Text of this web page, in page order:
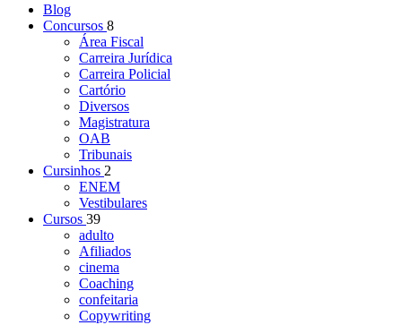
Blog
Concursos 8
Área Fiscal
Carreira Jurídica
Carreira Policial
Cartório
Diversos
Magistratura
OAB
Tribunais
Cursinhos 2
ENEM
Vestibulares
Cursos 39
adulto
Afiliados
cinema
Coaching
confeitaria
Copywriting